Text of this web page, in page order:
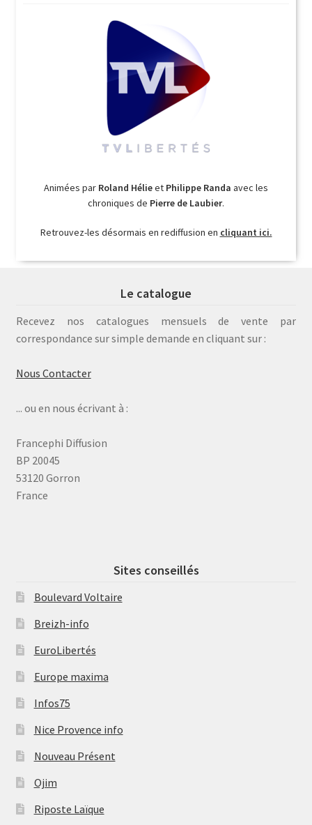
Animées par Roland Hélieet Philippe Randa avec les
chroniques de Pierre de Laubier.
Retrouvez-les désormais en rediffusion en cliquant ici.
Le catalogue
Recevez nos catalogues mensuels de vente par
correspondance sur simple demande en cliquant sur :
Nous Contacter
... ou en nous écrivant à :
Francephi Diffusion
BP 20045
53120 Gorron
France
Sites conseillés
Boulevard Voltaire
Breizh-info
EuroLibertés
Europe maxima
Infos75
Nice Provence info
Nouveau Présent
Ojim
Riposte Laïque